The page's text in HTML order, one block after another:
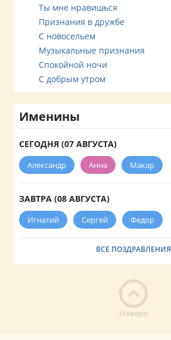
Ты мне нравишься
Признания в дружбе
С новосельем
Музыкальные признания
Спокойной ночи
С добрым утром
Именины
СЕГОДНЯ (07 АВГУСТА)
Александр Анна Макар
ЗАВТРА (08 АВГУСТА)
Игнатий Сергей Федор
ВСЕ ПОЗДРАВЛЕНИЯ
Наверх